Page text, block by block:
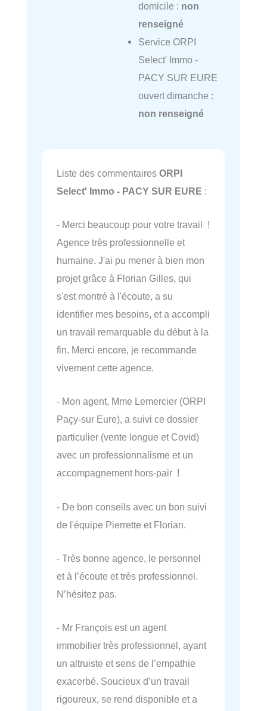
domicile : non
renseigné
Service ORPI
Select' Immo -
PACY SUR EURE
ouvert dimanche :
non renseigné
Liste des commentaires ORPI
Select' Immo - PACY SUR EURE :
- Merci beaucoup pour votre travail !
Agence très professionnelle et
humaine. J'ai pu mener à bien mon
projet grâce à Florian Gilles, qui
s'est montré à l'écoute, a su
identifier mes besoins, et a accompli
un travail remarquable du début à la
fin. Merci encore, je recommande
vivement cette agence.
- Mon agent, Mme Lemercier (ORPI
Paçy-sur Eure), a suivi ce dossier
particulier (vente longue et Covid)
avec un professionnalisme et un
accompagnement hors-pair !
- De bon conseils avec un bon suivi
de l'équipe Pierrette et Florian.
- Très bonne agence, le personnel
et à l’écoute et très professionnel.
N’hésitez pas.
- Mr François est un agent
immobilier très professionnel, ayant
un altruiste et sens de l’empathie
exacerbé. Soucieux d’un travail
rigoureux, se rend disponible et a